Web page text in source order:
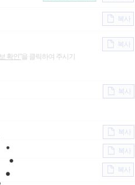
복사
복사
확인"을 클릭하여 주시기
복사
복사
복사
복사